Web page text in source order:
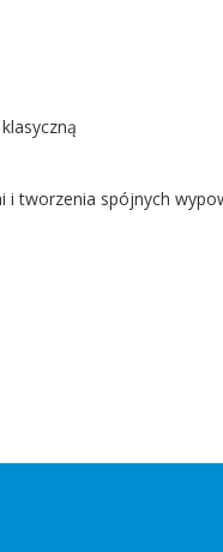
tworzenia spójnych